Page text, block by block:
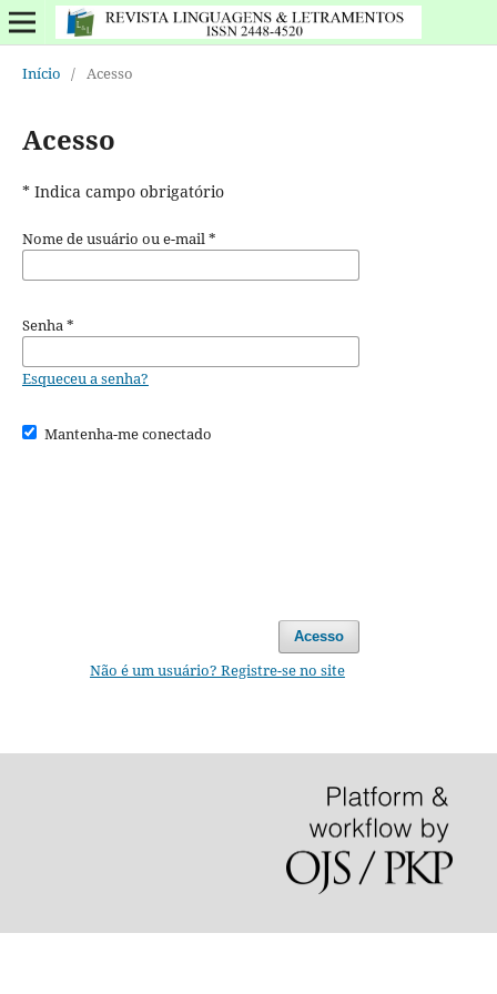
Início / Acesso
Acesso
* Indica campo obrigatório
Nome de usuário ou e-mail*
Senha*
Esqueceu a senha?
Mantenha-me conectado
Acesso
Não é um usuário? Registre-se no site